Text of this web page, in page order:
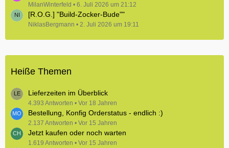
MilanWinterfeld 6. Juli 2026 um 21:12
[R.O.G.] "Build-Zocker-Bude""
NiklasBergmann 2. Juli 2026 um 19:11
Heiße Themen
Lieferzeiten im Überblick
4.393 Antworten Vor 18 Jahren
Bestellung, Konfig Orderstatus - endlich :)
2.137 Antworten Vor 15 Jahren
Jetzt kaufen oder noch warten
1.619 Antworten Vor 15 Jahren